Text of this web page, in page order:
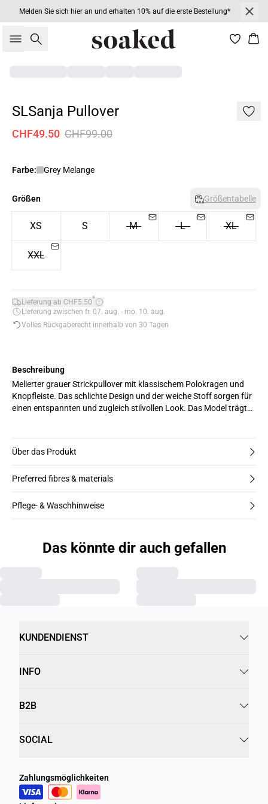
Melden Sie sich hier an und erhalten 10% auf die erste Bestellung*
Suche
SLSanja Pullover
CHF49.50 CHF99.00
Farbe: Grey Melange
Größen Größentabelle
XS S M L XL
XXL
Lieferung ab CHF5.50*
Lieferung zwischen fr. 07. aug. - mo. 10. aug.
Volles Rückgaberecht innerhalb von 30 Tagen
Beschreibung
Melierter grauer Strickpullover mit klassischem Polokragen und
Knopfleiste. Das schlichte Design und der weiche Stoff sorgen für
einen entspannten und zugleich stilvollen Look. Das Model trägt
Über das Produkt
Preferred fibres & materials
Pflege- & Waschhinweise
Das könnte dir auch gefallen
KUNDENDIENST
INFO
B2B
SOCIAL
Zahlungsmöglichkeiten